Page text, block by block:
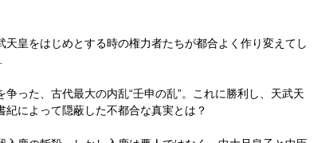
天皇をはじめとする時の権力者たちが都合よく作り変えてし
った、古代最大の内乱“壬申の乱”。これに勝利し、天武天
紀によって隠蔽した不都合な真実とは？